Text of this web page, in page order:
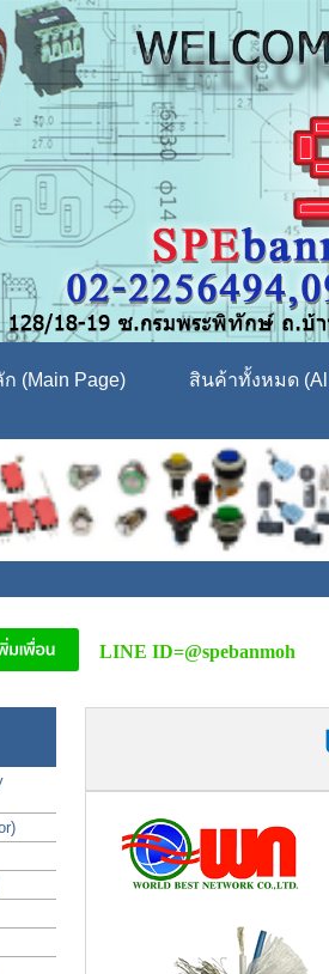
(Main Page) สินค้าทั้งหมด
LINE ID=@spebanmoh